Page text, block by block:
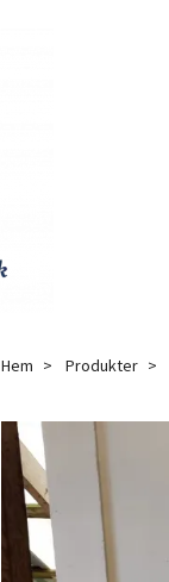
Hem Produkter